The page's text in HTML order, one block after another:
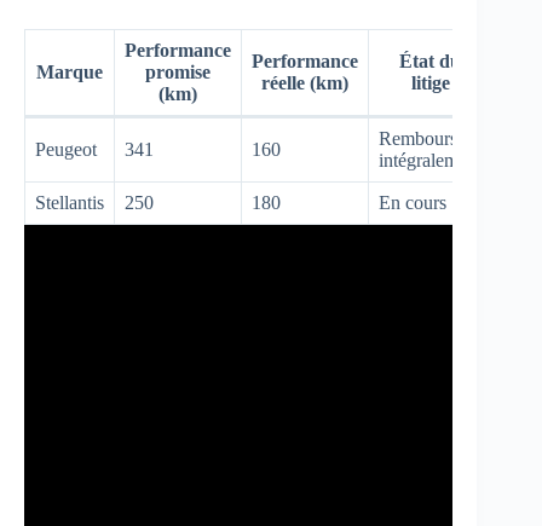
Marque
Performance
promise
(km)
Performance
réelle (km)
État du
litige
Peugeot 341 160
Remboursé
intégralement
Stellantis 250 180 En cours